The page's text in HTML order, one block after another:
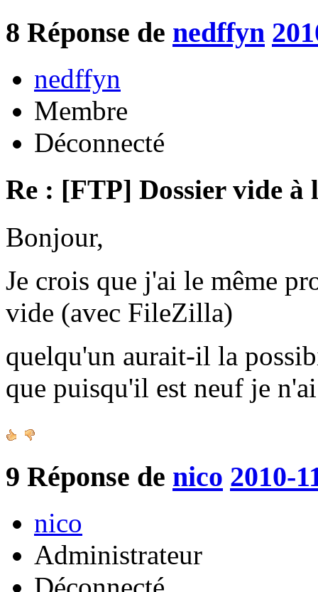
8 Réponse de nedffyn
nedffyn
Membre
Déconnecté
Re : [FTP] Dossier vide à
Bonjour,
Je crois que j'ai le même
vide (avec FileZilla)
quelqu'un aurait-il la
que puisqu'il est neuf je
9 Réponse de nico 2010-
nico
Administrateur